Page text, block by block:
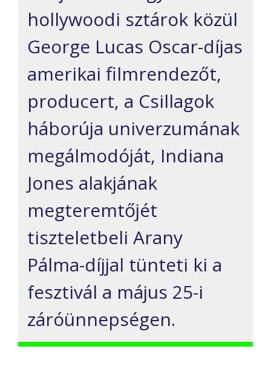
hollywoodi sztárok közül
George Lucas Oscar-díjas
amerikai filmrendezőt,
producert, a Csillagok
háborúja univerzumának
megálmodóját, Indiana
Jones alakjának
megteremtőjét
tiszteletbeli Arany
Pálma-díjjal tünteti ki a
fesztivál a május 25-i
záróünnepségen.